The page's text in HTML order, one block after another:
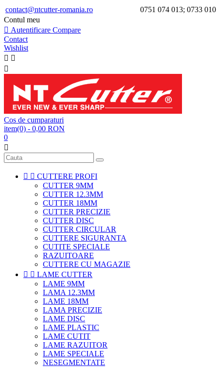
contact@ntcutter-romania.ro
0751 074 013; 0733 010
Contul meu
 Autentificare Compare
Contact
Wishlist
 

Cos de cumparaturi
item(0) - 0,00 RON
0

  CUTTERE PROFI
CUTTER 9MM
CUTTER 12.3MM
CUTTER 18MM
CUTTER PRECIZIE
CUTTER DISC
CUTTER CIRCULAR
CUTTERE SIGURANTA
CUTITE SPECIALE
RAZUITOARE
CUTTERE CU MAGAZIE
  LAME CUTTER
LAME 9MM
LAMA 12.3MM
LAME 18MM
LAMA PRECIZIE
LAME DISC
LAME PLASTIC
LAME CUTIT
LAME RAZUITOR
LAME SPECIALE
NESEGMENTATE